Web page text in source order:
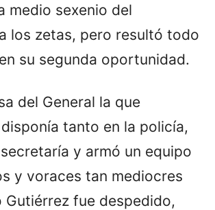
medio sexenio del
los zetas, pero resultó todo
su segunda oportunidad.
del General la que
tanto en la policía,
y armó un equipo
y voraces tan mediocres
Gutiérrez fue despedido,